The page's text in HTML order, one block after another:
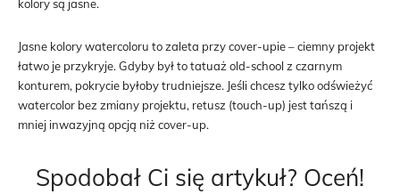
kolory są jasne.
Jasne kolory watercoloru to zaleta przy cover-upie – ciemny projekt
łatwo je przykryje. Gdyby był to tatuaż old-school z czarnym
konturem, pokrycie byłoby trudniejsze. Jeśli chcesz tylko odświeżyć
watercolor bez zmiany projektu, retusz (touch-up) jest tańszą i
mniej inwazyjną opcją niż cover-up.
Spodobał Ci się artykuł? Oceń!